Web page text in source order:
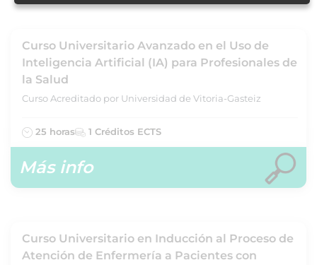
Curso Universitario Avanzado en el Uso de
Inteligencia Artificial (IA) para Profesionales de
la Salud
Curso Acreditado por Universidad de Vitoria-Gasteiz
25 horas 1 Créditos ECTS
Más info
Curso Universitario en Inducción al Proceso de
Atención de Enfermería a Pacientes con